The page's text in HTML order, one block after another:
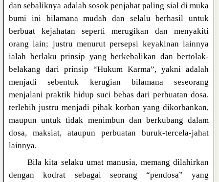
dan sebaliknya adalah sosok penjahat paling sial di muka
bumi ini bilamana mudah dan selalu berhasil untuk
berbuat kejahatan seperti merugikan dan menyakiti
orang lain; justru menurut persepsi keyakinan lainnya
ialah berlaku prinsip yang berkebalikan dan bertolak-
belakang dari prinsip “Hukum Karma”, yakni adalah
menjadi sebentuk kerugian bilamana seseorang
menjalani praktik hidup suci bebas dari perbuatan dosa,
terlebih justru menjadi pihak korban yang dikorbankan,
maupun untuk tidak menimbun dan berkubang dalam
dosa, maksiat, ataupun perbuatan buruk-tercela-jahat
lainnya.
Bila kita selaku umat manusia, memang dilahirkan
dengan kodrat sebagai seorang “pendosa” yang